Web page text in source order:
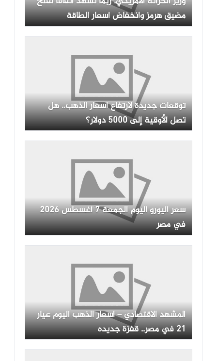
مضيق هرمز وانخفاض أسعار الطاقة
توقعات جديدة لارتفاع أسعار الذهب.. هل
تصل الأوقية إلى 5000 دولار؟
سعر اليورو اليوم الجمعة 7 أغسطس 2026
في مصر
المشهد الاقتصادي – اسعار الذهب اليوم عيار
21 في مصر.. قفزة جديده